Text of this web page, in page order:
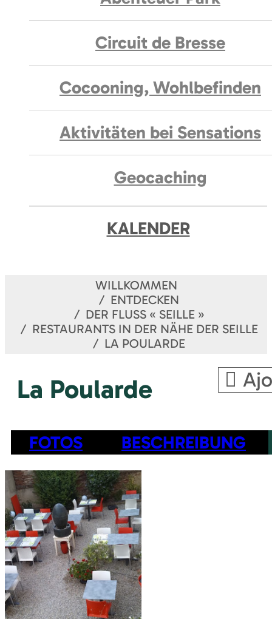
Circuit de Bresse
Cocooning, Wohlbefinden
Aktivitäten bei Sensations
Geocaching
KALENDER
WILLKOMMEN
ENTDECKEN
DER FLUSS « SEILLE »
RESTAURANTS IN DER NÄHE DER SEILLE
LA POULARDE
La Poularde
FOTOS BESCHREIBUNG